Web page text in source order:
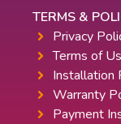
TERMS &
Privacy
Terms of
Installation
Warranty
Payment